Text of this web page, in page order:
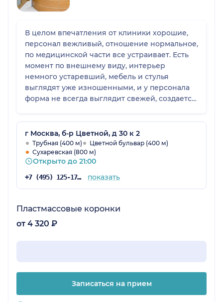
В целом впечатления от клиники хорошие,
персонал вежливый, отношение нормальное,
по медицинской части все устраивает. Есть
момент по внешнему виду, интерьер
немного устаревший, мебель и стулья
выглядят уже изношенными, и у персонала
форма не всегда выглядит свежей, создается
ухоженности. Но для меня это
второстепенно, главное качество
медицинских услуг, а с этим все хорошо. В
общем клинике 5.
г Москва, б-р Цветной, д 30 к 2
Трубная (400 м)
Цветной бульвар (400 м)
Сухаревская (800 м)
Открыто до 21:00
+7 (495) 125-17-00 показать
Пластмассовые коронки
от 4 320 ₽
Записаться на прием